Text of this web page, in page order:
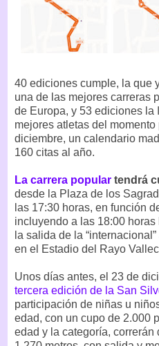
40 ediciones cumple, la que
una de las mejores carreras
de Europa, y 53 ediciones la
mejores atletas del
diciembre, un calendario
160 citas al año.
La carrera popular tendrá
desde la Plaza de los
las 17:30 horas, en función
incluyendo a las 18:00
la salida de la
en el Estadio del Rayo
Unos días antes, el 23 de
tercera edición de la San
participación de niñas u
edad, con un cupo de 2.000
edad y la categoría,